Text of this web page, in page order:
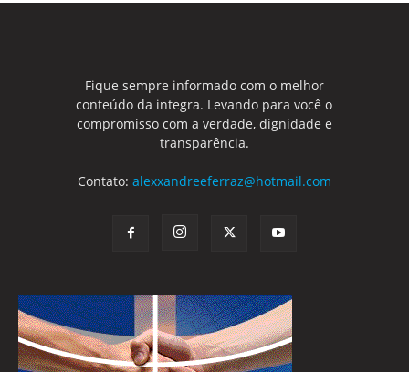
Fique sempre informado com o melhor
conteúdo da integra. Levando para você o
compromisso com a verdade, dignidade e
transparência.
Contato: alexxandreeferraz@hotmail.com